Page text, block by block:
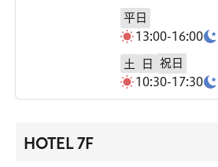
平日
13:00-16:00
土 日
祝日
10:30-17:30
HOTEL 7F